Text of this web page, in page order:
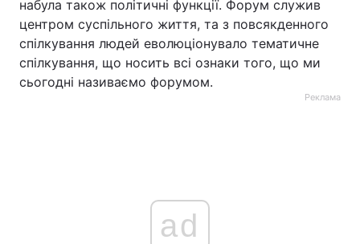
набула також політичні функції. Форум служив
центром суспільного життя, та з повсякденного
спілкування людей еволюціонувало тематичне
спілкування, що носить всі ознаки того, що ми
сьогодні називаємо форумом.
Реклама
ad